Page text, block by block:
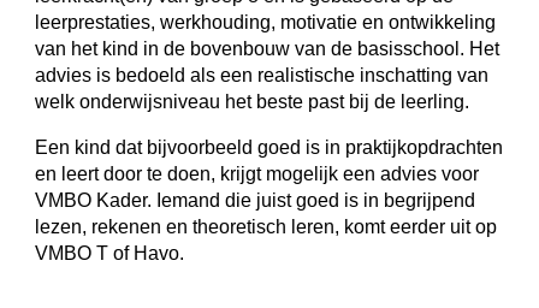
leerprestaties, werkhouding, motivatie en ontwikkeling
van het kind in de bovenbouw van de basisschool. Het
advies is bedoeld als een realistische inschatting van
welk onderwijsniveau het beste past bij de leerling.
Een kind dat bijvoorbeeld goed is in praktijkopdrachten
en leert door te doen, krijgt mogelijk een advies voor
VMBO Kader. Iemand die juist goed is in begrijpend
lezen, rekenen en theoretisch leren, komt eerder uit op
VMBO T of Havo.